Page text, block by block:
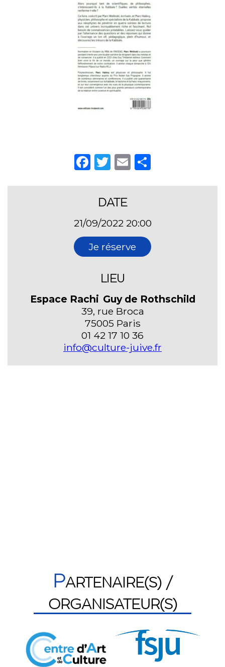
Facebook
Twitter
Email
DATE
21/09/2022 20:00
Je réserve
LIEU
Espace Rachi Guy de Rothschild
39, rue Broca
75005 Paris
01 42 17 10 36
info@culture-juive.fr
PARTENAIRE(S) /
ORGANISATEUR(S)